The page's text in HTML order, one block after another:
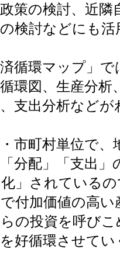
策の検討、近隣
検討などにも
済循環マップ」で
環図、生産分析
支出分析などが
市町村単位で、
「分配」「支出」
化」されている
付加価値の高
の投資を呼び
好循環させて